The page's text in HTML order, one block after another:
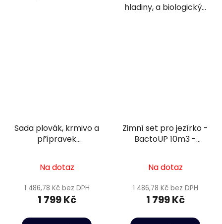
hladiny, a biologický...
Sada plovák, krmivo a
přípravek
Na dotaz
1 486,78 Kč bez DPH
1 799 Kč
Zimní set pro jezírko -
BactoUP 10m3 -
Na dotaz
1 486,78 Kč bez DPH
1 799 Kč